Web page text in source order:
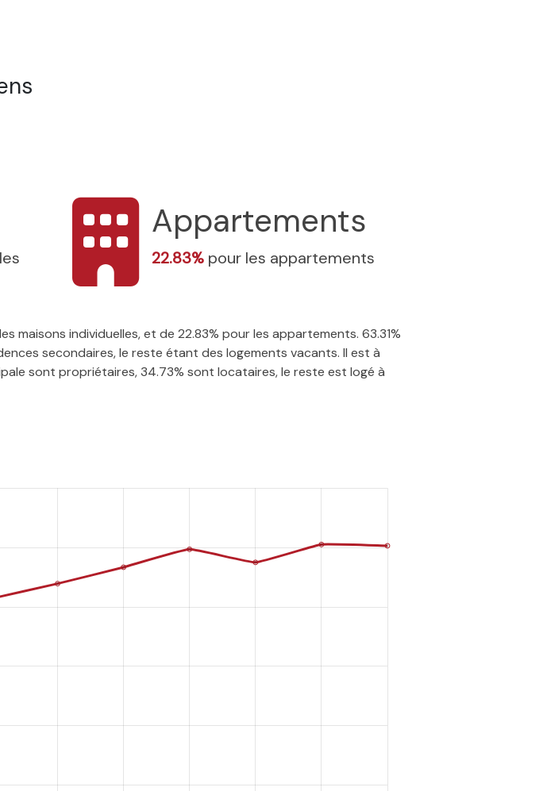
Appartements
22.83% pour les appartements
individuelles, et de 22.83% pour les appartements. 63.31%
secondaires, le reste étant des logements vacants. Il est à
sont propriétaires, 34.73% sont locataires, le reste est logé à